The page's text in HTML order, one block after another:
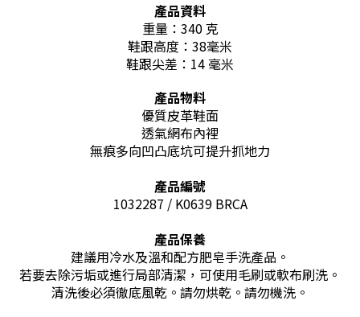
產品資料
重量：340 克
鞋跟高度：38毫米
鞋跟尖差：14 毫米
產品物料
優質皮革鞋面
透氣網布內裡
無痕多向凹凸底坑可提升抓地力
產品編號
1032287 / K0639 BRCA
產品保養
建議用冷水及溫和配方肥皂手洗產品。
若要去除污垢或進行局部清潔，可使用毛刷或軟布刷洗。
清洗後必須徹底風乾。請勿烘乾。請勿機洗。